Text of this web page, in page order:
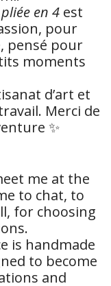
en 4est
pour
pensé pour
moments
d’art et
Merci de
✨
me at the
to chat, to
for choosing
is handmade
to become
and